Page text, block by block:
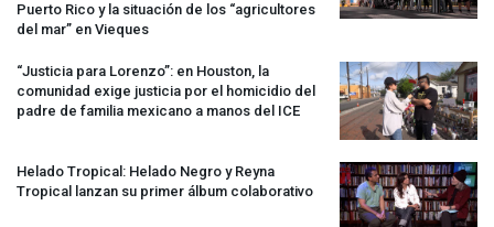
Puerto Rico y la situación de los “agricultores
del mar” en Vieques
“Justicia para Lorenzo”: en Houston, la
comunidad exige justicia por el homicidio del
padre de familia mexicano a manos del ICE
Helado Tropical: Helado Negro y Reyna
Tropical lanzan su primer álbum colaborativo